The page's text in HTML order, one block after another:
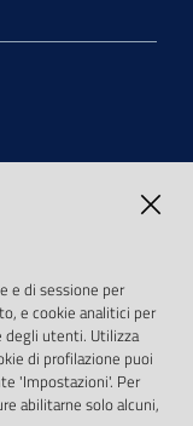
e di sessione per
e cookie analitici per
degli utenti. Utilizza
di profilazione puoi
'Impostazioni'. Per
abilitarne solo alcuni,